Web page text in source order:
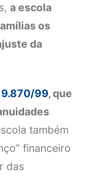
a escola
os
da
9.870/99, que
também
financeiro
das